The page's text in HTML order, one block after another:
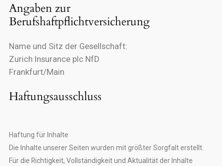
Angaben zur
Berufshaftpflichtversicherung
Name und Sitz der Gesellschaft:
Zurich Insurance plc NfD
Frankfurt/Main
Haftungsausschluss
Haftung für Inhalte
Die Inhalte unserer Seiten wurden mit größter Sorgfalt erstellt.
Für die Richtigkeit, Vollständigkeit und Aktualität der Inhalte